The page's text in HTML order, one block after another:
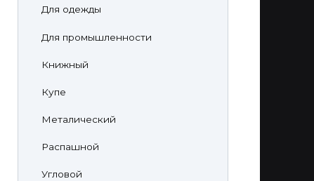
Для одежды
Для промышленности
Книжный
Купе
Металический
Распашной
Угловой